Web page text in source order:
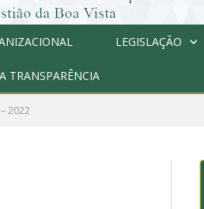
LEGISLAÇÃO
TRANSPARÊNCIA
2022